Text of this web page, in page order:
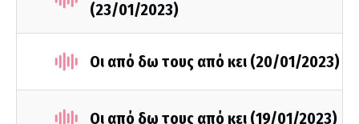
(23/01/2023)
Οι από δω τους από κει (20/01/2023)
Οι από δω τους από κει (19/01/2023)